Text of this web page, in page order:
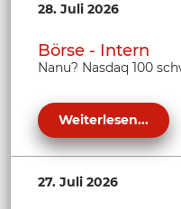
28. Juli 2026
Börse - Intern
Nanu? Nasdaq 100
Weiterlesen...
27. Juli 2026